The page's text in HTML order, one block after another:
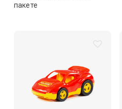
пакете